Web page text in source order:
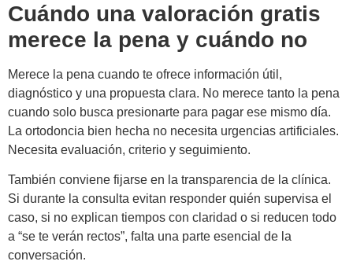
Cuándo una valoración gratis
merece la pena y cuándo no
Merece la pena cuando te ofrece información útil,
diagnóstico y una propuesta clara. No merece tanto la pena
cuando solo busca presionarte para pagar ese mismo día.
La ortodoncia bien hecha no necesita urgencias artificiales.
Necesita evaluación, criterio y seguimiento.
También conviene fijarse en la transparencia de la clínica.
Si durante la consulta evitan responder quién supervisa el
caso, si no explican tiempos con claridad o si reducen todo
a “se te verán rectos”, falta una parte esencial de la
conversación.